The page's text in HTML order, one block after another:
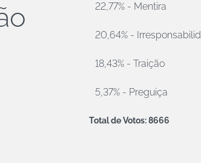
22,77% - Mentira
20,64% -
18,43% - Traição
5,37% - Preguiça
Total de Votos: 8666